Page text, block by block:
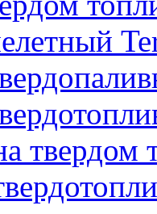
твердом